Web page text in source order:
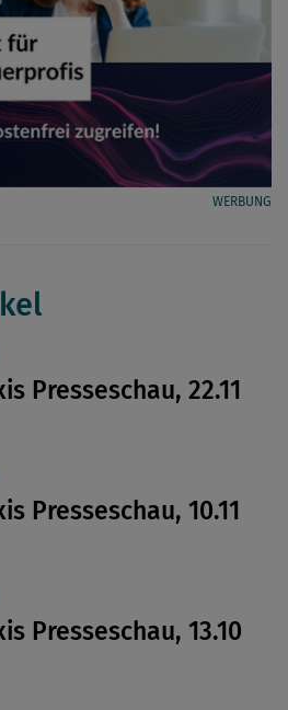
WERBUNG
Presseschau, 22.11
Presseschau, 10.11
Presseschau, 13.10